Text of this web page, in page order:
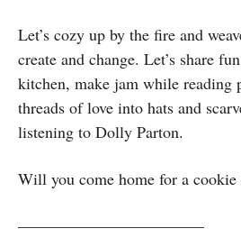
Let’s cozy up by the fire and
create and change. Let’s share
kitchen, make jam while reading
threads of love into hats and
listening to Dolly Parton.
Will you come home for a cookie
———————————–